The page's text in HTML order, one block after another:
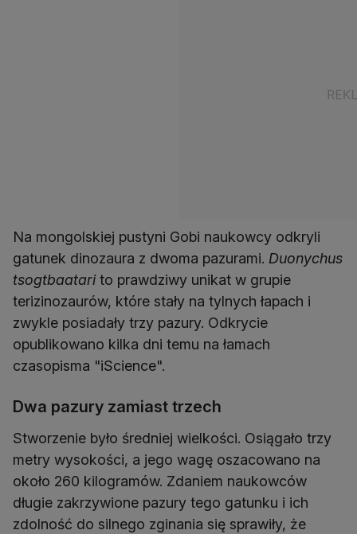
Na mongolskiej pustyni Gobi naukowcy odkryli
gatunek dinozaura z dwoma pazurami. Duonychus
tsogtbaatarito prawdziwy unikat w grupie
terizinozaurów, które stały na tylnych łapach i
zwykle posiadały trzy pazury. Odkrycie
opublikowano kilka dni temu na łamach
czasopisma "iScience".
Dwa pazury zamiast trzech
Stworzenie było średniej wielkości. Osiągało trzy
metry wysokości, a jego wagę oszacowano na
około 260 kilogramów. Zdaniem naukowców
długie zakrzywione pazury tego gatunku i ich
zdolność do silnego zginania się sprawiły, że